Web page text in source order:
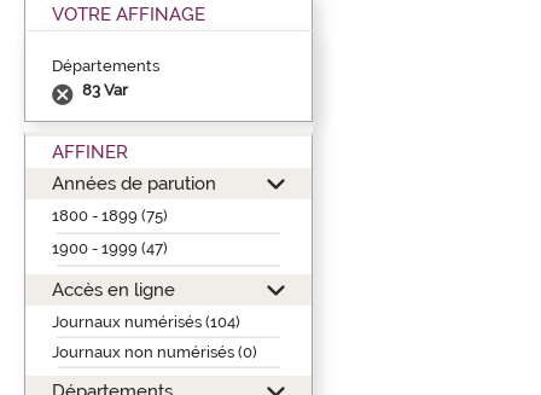
VOTRE AFFINAGE
Départements
83 Var
AFFINER
Années de parution
1800 - 1899 (75)
1900 - 1999 (47)
Accès en ligne
Journaux numérisés (104)
Journaux non numérisés (0)
Départements